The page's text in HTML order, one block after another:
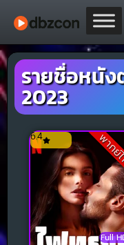
รายชื่อหนั
2023
พาก
Full
6.4